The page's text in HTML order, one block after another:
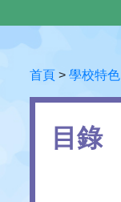
首頁 > 學校特色
目錄